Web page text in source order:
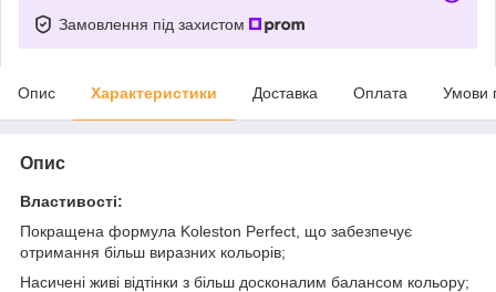
Замовлення під захистом
Опис Характеристики Доставка Оплата Умови
Опис
Властивості:
Покращена формула Koleston Perfect, що забезпечує
отримання більш виразних кольорів;
Насичені живі відтінки з більш досконалим балансом кольору;